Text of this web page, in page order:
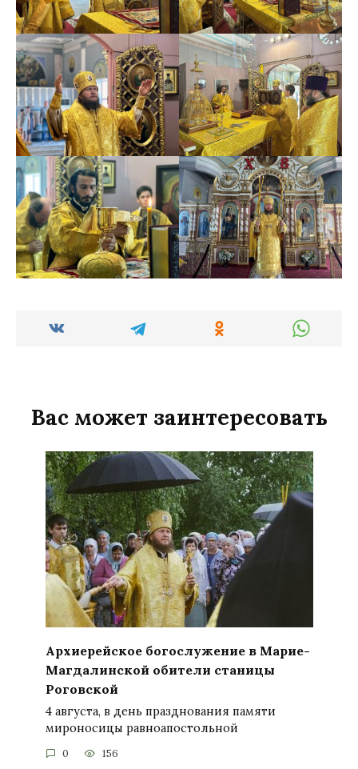
Вас может заинтересовать
Архиерейское богослужение в Марие-
Магдалинской обители станицы
Роговской
4 августа, в день празднования памяти
мироносицы равноапостольной
0 156